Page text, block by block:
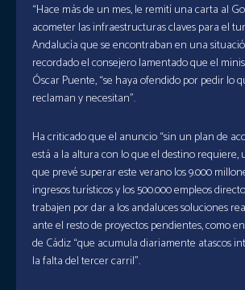
“Hace más de un mes, le remití una carta al
acometer las infraestructuras claves para el
Andalucía que se encontraban en una
recordado el consejero lamentado que el
Óscar Puente, “se haya ofendido por pedir lo
reclaman y necesitan”.
Ha criticado que el anuncio “sin un plan de
está a la altura con lo que el destino requiere,
que prevé superar este verano los 9.000
ingresos turísticos y los 500.000 empleos
trabajen por dar a los andaluces soluciones
ante el resto de proyectos pendientes, como
de Cádiz “que acumula diariamente atascos
la falta del tercer carril”.